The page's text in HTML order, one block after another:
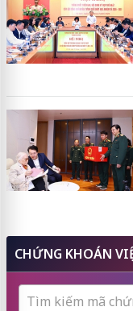
CHỨNG KHOÁN
Tìm kiếm mã